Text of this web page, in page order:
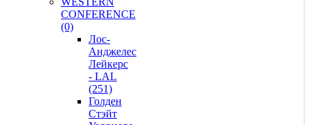
CONFERENCE
(0)
Лос-
Анджелес
Лейкерс
- LAL
(251)
Голден
Стэйт